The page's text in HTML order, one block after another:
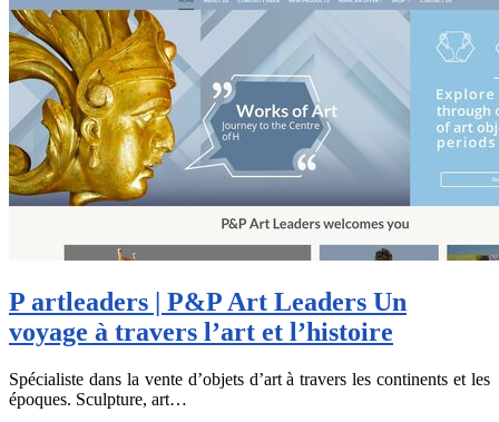
P artleaders | P&P Art Leaders Un
voyage à travers l’art et l’histoire
Spécialiste dans la vente d’objets d’art à travers les continents et les
époques. Sculpture, art…